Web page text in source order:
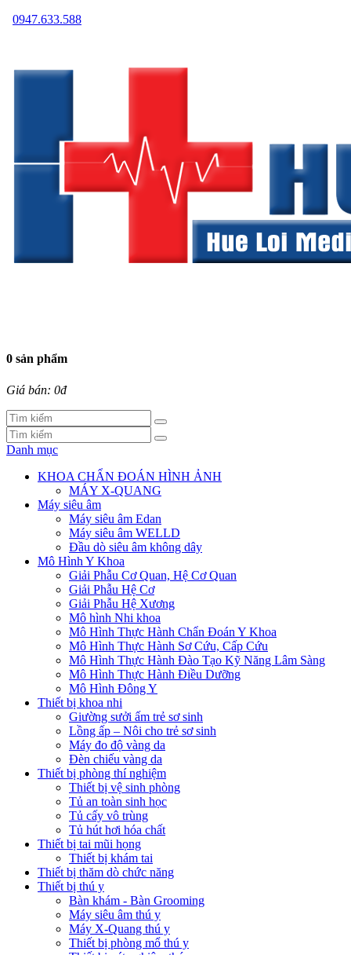
0947.633.588
0 sản phẩm
Giá bán: 0đ
Danh mục
KHOA CHẨN ĐOÁN HÌNH ẢNH
MÁY X-QUANG
Máy siêu âm
Máy siêu âm Edan
Máy siêu âm WELLD
Đầu dò siêu âm không dây
Mô Hình Y Khoa
Giải Phẫu Cơ Quan, Hệ Cơ Quan
Giải Phẫu Hệ Cơ
Giải Phẫu Hệ Xương
Mô hình Nhi khoa
Mô Hình Thực Hành Chẩn Đoán Y Khoa
Mô Hình Thực Hành Sơ Cứu, Cấp Cứu
Mô Hình Thực Hành Đào Tạo Kỹ Năng Lâm Sàng
Mô Hình Thực Hành Điều Dưỡng
Mô Hình Đông Y
Thiết bị khoa nhi
Giường sưởi ấm trẻ sơ sinh
Lồng ấp – Nôi cho trẻ sơ sinh
Máy đo độ vàng da
Đèn chiếu vàng da
Thiết bị phòng thí nghiệm
Thiết bị vệ sinh phòng
Tủ an toàn sinh học
Tủ cấy vô trùng
Tủ hút hơi hóa chất
Thiết bị tai mũi họng
Thiết bị khám tai
Thiết bị thăm dò chức năng
Thiết bị thú y
Bàn khám - Bàn Grooming
Máy siêu âm thú y
Máy X-Quang thú y
Thiết bị phòng mổ thú y